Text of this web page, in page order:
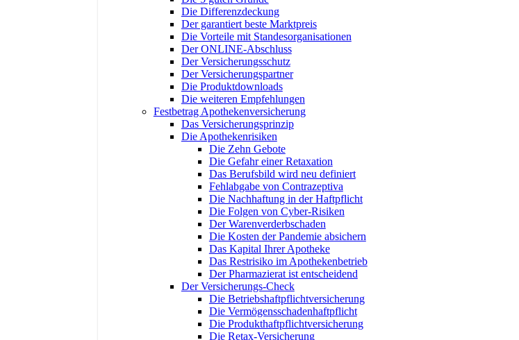
Die Differenzdeckung
Der garantiert beste Marktpreis
Die Vorteile mit Standesorganisationen
Der ONLINE-Abschluss
Der Versicherungsschutz
Der Versicherungspartner
Die Produktdownloads
Die weiteren Empfehlungen
Festbetrag Apothekenversicherung
Das Versicherungsprinzip
Die Apothekenrisiken
Die Zehn Gebote
Die Gefahr einer Retaxation
Das Berufsbild wird neu definiert
Fehlabgabe von Contrazeptiva
Die Nachhaftung in der Haftpflicht
Die Folgen von Cyber-Risiken
Der Warenverderbschaden
Die Kosten der Pandemie absichern
Das Kapital Ihrer Apotheke
Das Restrisiko im Apothekenbetrieb
Der Pharmazierat ist entscheidend
Der Versicherungs-Check
Die Betriebshaftpflichtversicherung
Die Vermögensschadenhaftpflicht
Die Produkthaftpflichtversicherung
Die Retax-Versicherung